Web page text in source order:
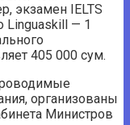
экзамен IELTS
Linguaskill — 1
405 000 сум.
организованы
Министров